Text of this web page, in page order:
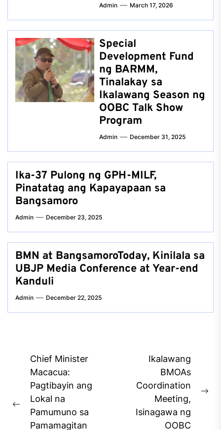
Admin March 17, 2026
Special
Development Fund
ng BARMM,
Tinalakay sa
Ikalawang Season ng
OOBC Talk Show
Program
Admin December 31, 2025
Ika-37 Pulong ng GPH-MILF,
Pinatatag ang Kapayapaan sa
Bangsamoro
Admin December 23, 2025
BMN at BangsamoroToday, Kinilala sa
UBJP Media Conference at Year-end
Kanduli
Admin December 22, 2025
Post
navigation
Previous
post:
Chief Minister
Macacua:
Pagtibayin ang
Lokal na
Pamumuno sa
Pamamagitan
Ikalawang
BMOAs
Coordination
Meeting,
Isinagawa ng
OOBC